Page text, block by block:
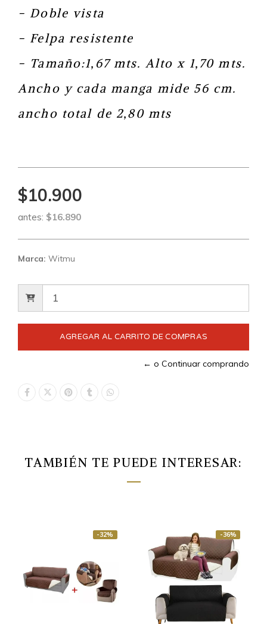
- Doble vista
- Felpa resistente
- Tamaño:1,67 mts. Alto x 1,70 mts.
Ancho y cada manga mide 56 cm.
ancho total de 2,80 mts
$10.900
antes: $16.890
Marca: Witmu
← o Continuar comprando
TAMBIÉN TE PUEDE INTERESAR:
-32% -36%